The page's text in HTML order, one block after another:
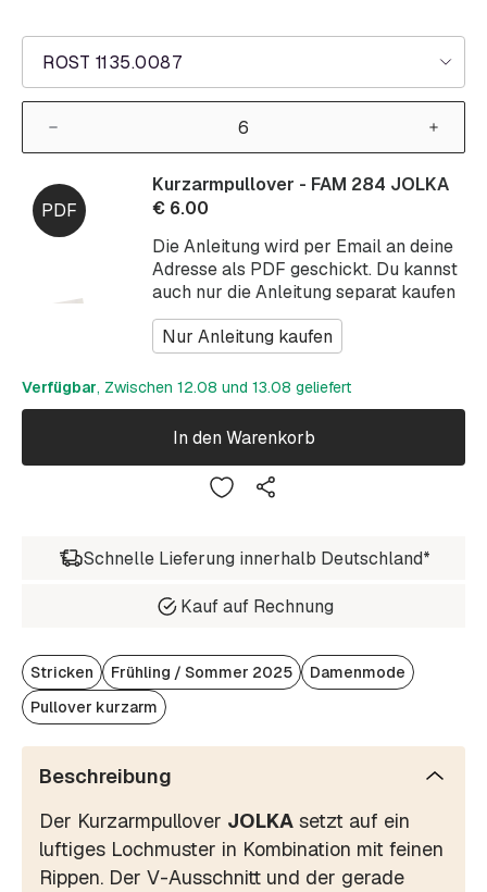
ROST 1135.0087
Die Anleitung wird per Email an deine
Adresse als PDF geschickt. Du kannst
auch nur die Anleitung separat kaufen
Nur Anleitung kaufen
Kurzarmpullover - FAM 284 JOLKA
€ 6.00
Verfügbar, Zwischen 12.08 und 13.08 geliefert
In den Warenkorb
Schnelle Lieferung innerhalb Deutschland*
Kauf auf Rechnung
Stricken Frühling / Sommer 2025
Damenmode
Pullover kurzarm
Beschreibung
Der Kurzarmpullover JOLKA setzt auf ein
luftiges Lochmuster in Kombination mit feinen
Rippen. Der V-Ausschnitt und der gerade